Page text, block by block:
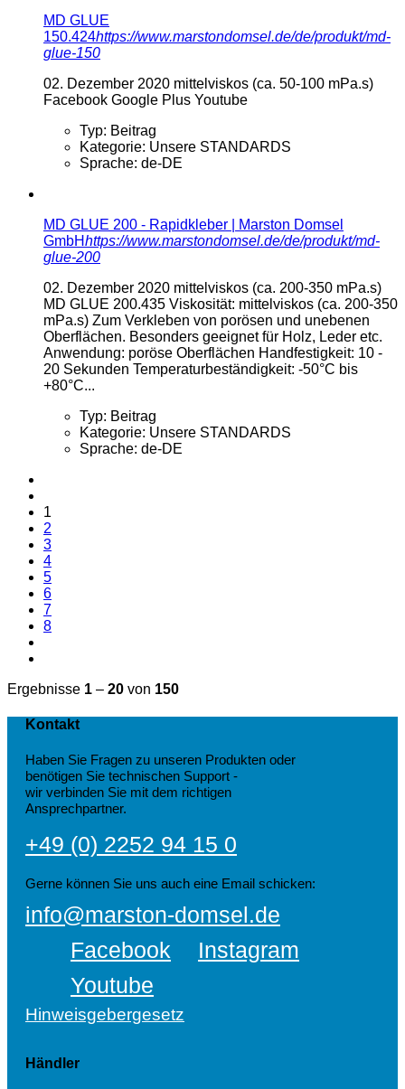
MD GLUE
150.424https://www.marstondomsel.de/de/produkt/md-
glue-150
02. Dezember 2020 mittelviskos (ca. 50-100 mPa.s)
Facebook Google Plus Youtube
Typ: Beitrag
Kategorie: Unsere STANDARDS
Sprache: de-DE
MD GLUE 200 - Rapidkleber | Marston Domsel
GmbHhttps://www.marstondomsel.de/de/produkt/md-
glue-200
02. Dezember 2020 mittelviskos (ca. 200-350 mPa.s)
MD GLUE 200.435 Viskosität: mittelviskos (ca. 200-350
mPa.s) Zum Verkleben von porösen und unebenen
Oberflächen. Besonders geeignet für Holz, Leder etc.
Anwendung: poröse Oberflächen Handfestigkeit: 10 -
20 Sekunden Temperaturbeständigkeit: -50°C bis
+80°C...
Typ: Beitrag
Kategorie: Unsere STANDARDS
Sprache: de-DE
1
2
3
4
5
6
7
8
Ergebnisse 1 – 20 von 150
Kontakt
Haben Sie Fragen zu unseren Produkten oder
benötigen Sie technischen Support -
wir verbinden Sie mit dem richtigen
Ansprechpartner.
+49 (0) 2252 94 15 0
Gerne können Sie uns auch eine Email schicken:
info@marston-domsel.de
Facebook
Instagram
Youtube
Hinweisgebergesetz
Händler